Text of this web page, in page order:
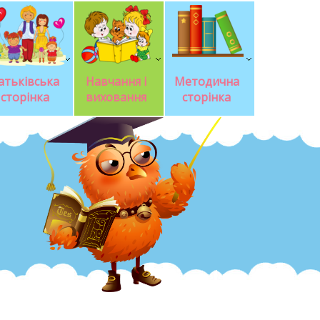
сторінка
Навчання і
виховання
Методична
сторінка